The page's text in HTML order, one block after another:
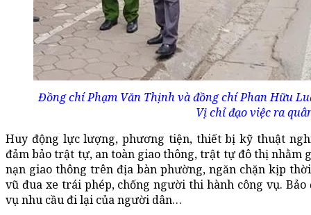
Đồng chí Phạm Văn Thịnh và đồng chí Phan Hữu
Vị chỉ đạo việc ra
Huy động lực lượng, phương tiện, thiết bị kỹ thuật
đảm bảo trật tự, an toàn giao thông, trật tự đô thị nhằm
nạn giao thông trên địa bàn phường, ngăn chặn kịp
vũ đua xe trái phép, chống người thi hành công vụ.
vụ nhu cầu đi lại của người dân…